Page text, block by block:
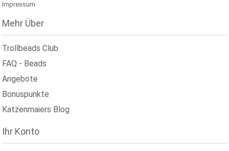
Impressum
Mehr Über
Trollbeads Club
FAQ - Beads
Angebote
Bonuspunkte
Katzenmaiers Blog
Ihr Konto